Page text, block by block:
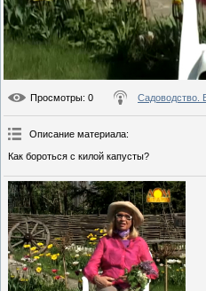
Просмотры: 0 Садоводство.
Описание материала:
Как бороться с килой капусты?